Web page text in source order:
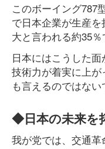
このボーイング787
で日本企業が生産
大と言われる約35％
日本にはこうした
技術力が着実に上
も言えるのではない
◆日本の未来を
我が党では、交通